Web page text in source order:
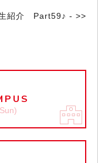
紹介 Part59♪ - >>